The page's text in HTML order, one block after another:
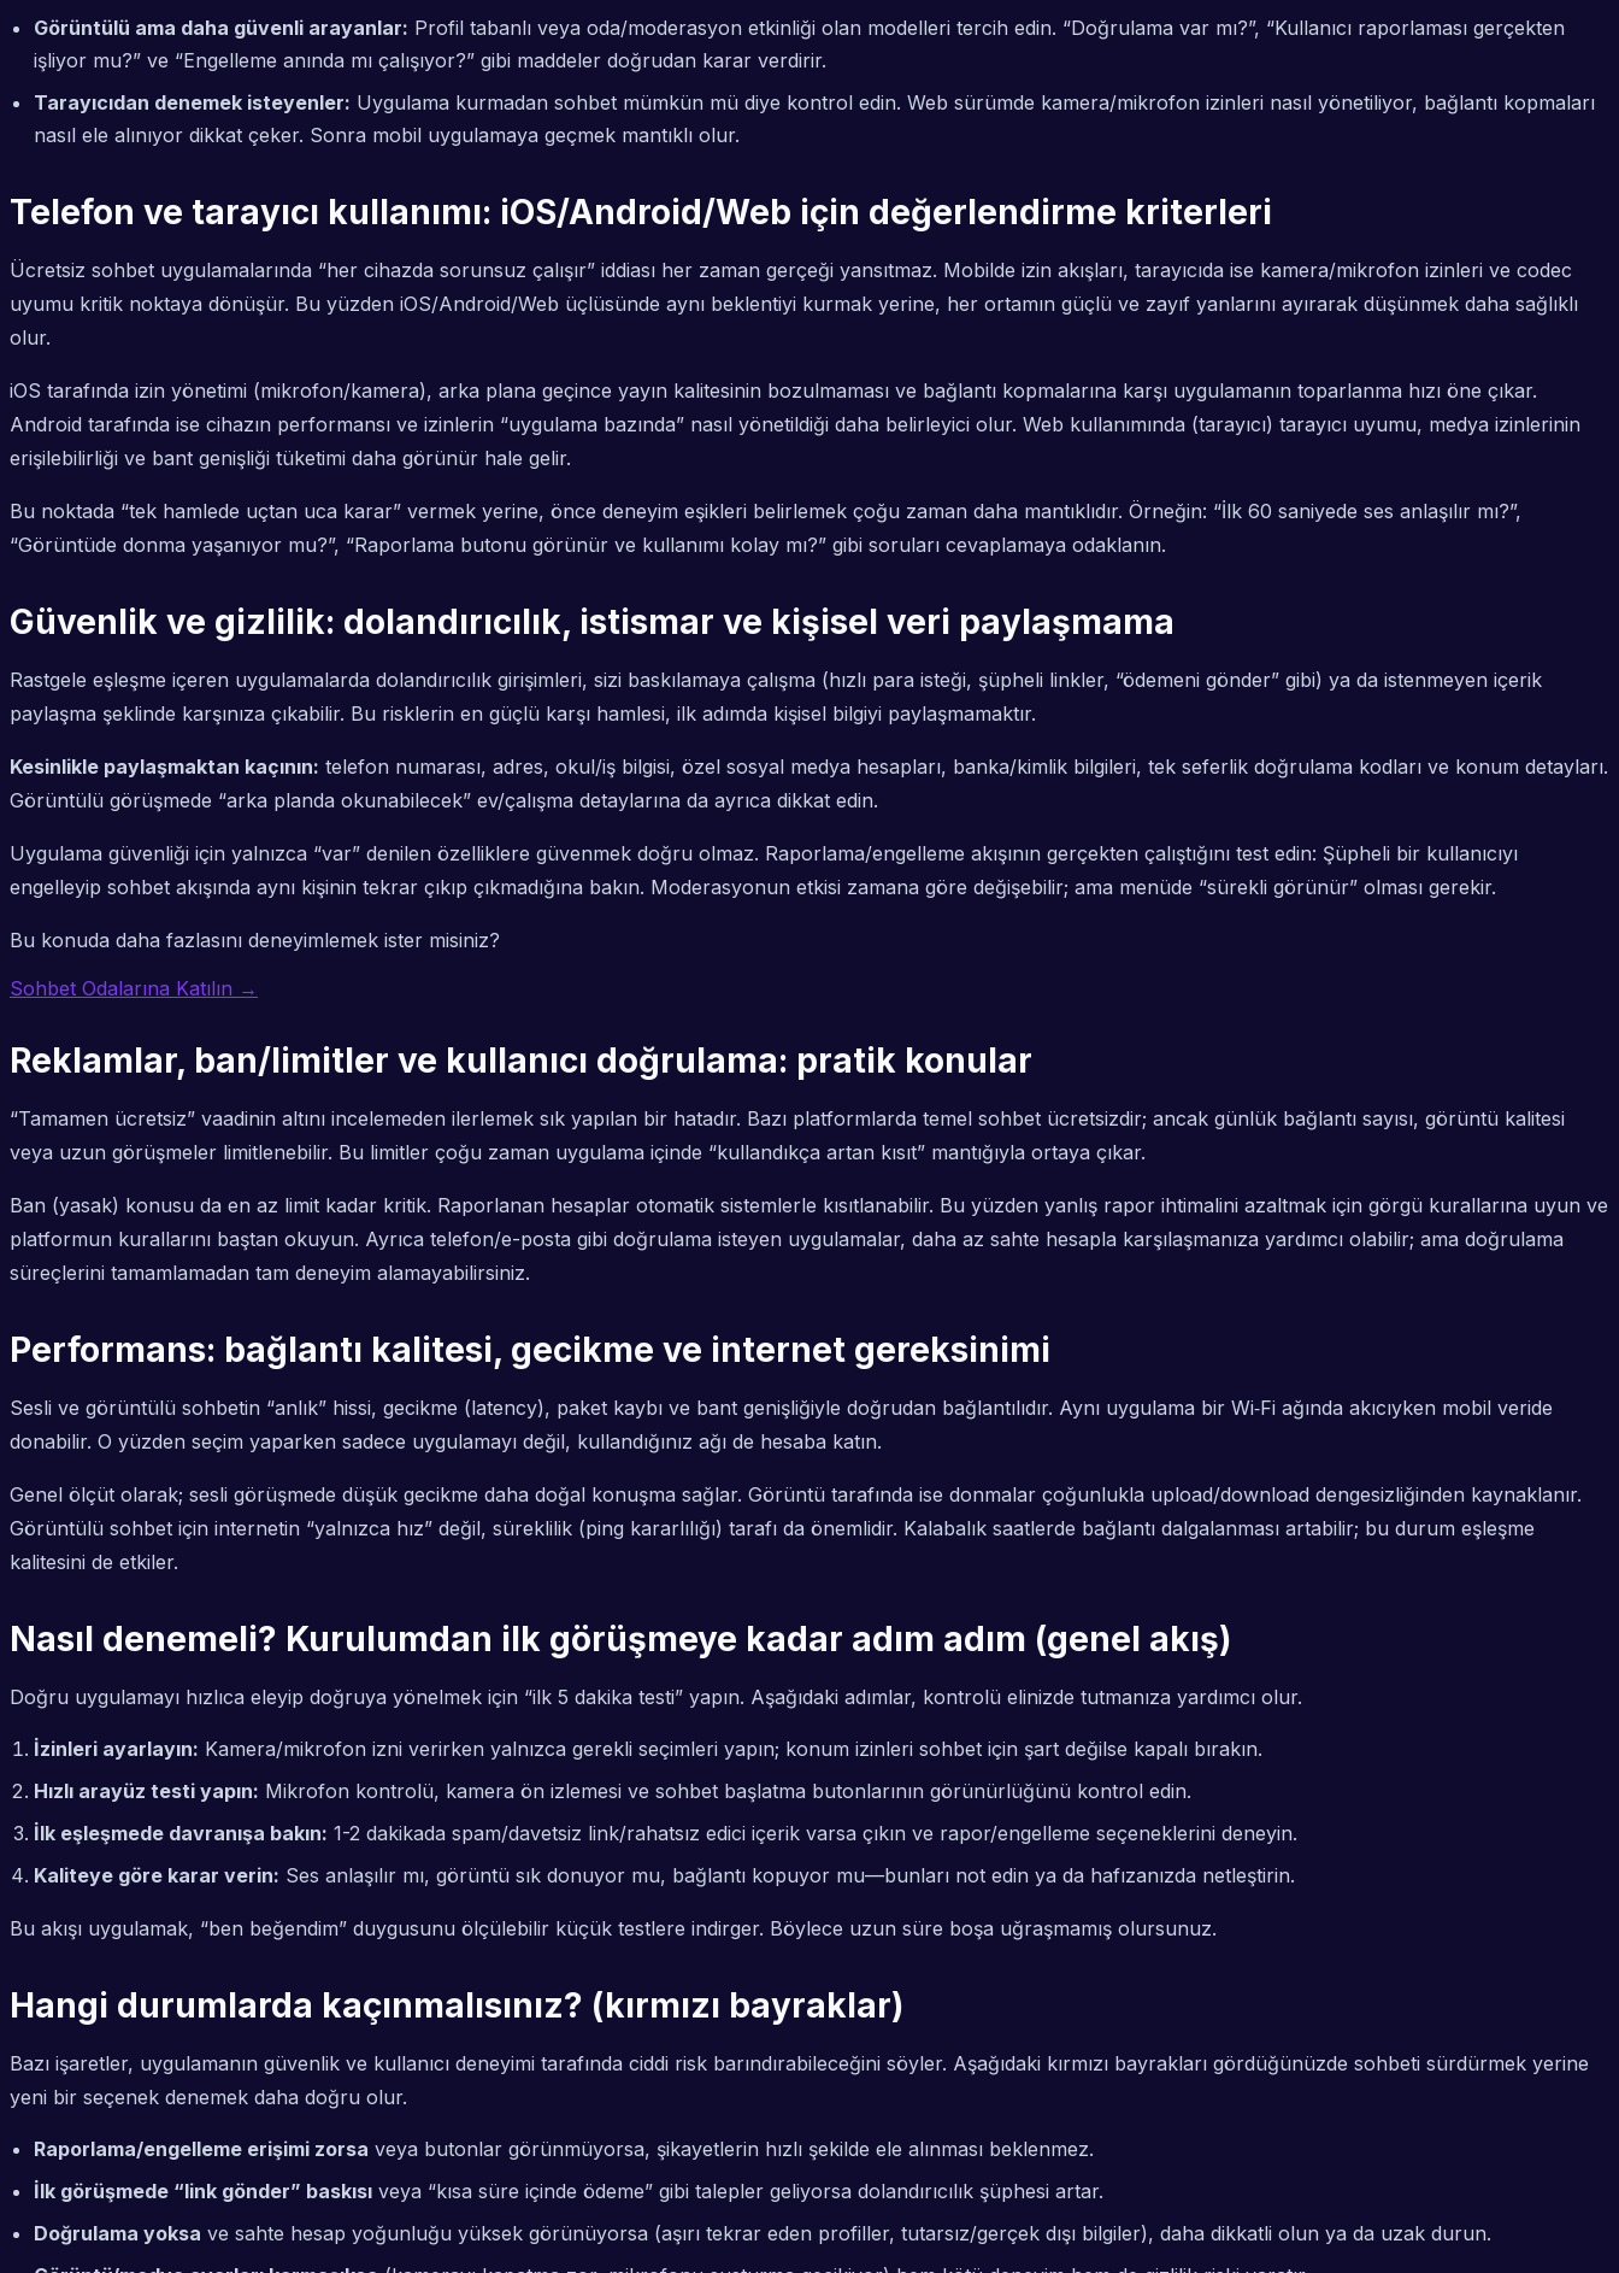
Görüntülü ama daha güvenli arayanlar: Profil tabanlı veya oda/moderasyon etkinliği olan modelleri tercih edin. “Doğrulama var mı?”, “Kullanıcı raporlaması gerçekten
işliyor mu?” ve “Engelleme anında mı çalışıyor?” gibi maddeler doğrudan karar verdirir.
Tarayıcıdan denemek isteyenler: Uygulama kurmadan sohbet mümkün mü diye kontrol edin. Web sürümde kamera/mikrofon izinleri nasıl yönetiliyor, bağlantı kopmaları
nasıl ele alınıyor dikkat çeker. Sonra mobil uygulamaya geçmek mantıklı olur.
Telefon ve tarayıcı kullanımı: iOS/Android/Web için değerlendirme kriterleri
Ücretsiz sohbet uygulamalarında “her cihazda sorunsuz çalışır” iddiası her zaman gerçeği yansıtmaz. Mobilde izin akışları, tarayıcıda ise kamera/mikrofon izinleri ve codec
uyumu kritik noktaya dönüşür. Bu yüzden iOS/Android/Web üçlüsünde aynı beklentiyi kurmak yerine, her ortamın güçlü ve zayıf yanlarını ayırarak düşünmek daha sağlıklı
olur.
iOS tarafında izin yönetimi (mikrofon/kamera), arka plana geçince yayın kalitesinin bozulmaması ve bağlantı kopmalarına karşı uygulamanın toparlanma hızı öne çıkar.
Android tarafında ise cihazın performansı ve izinlerin “uygulama bazında” nasıl yönetildiği daha belirleyici olur. Web kullanımında (tarayıcı) tarayıcı uyumu, medya izinlerinin
erişilebilirliği ve bant genişliği tüketimi daha görünür hale gelir.
Bu noktada “tek hamlede uçtan uca karar” vermek yerine, önce deneyim eşikleri belirlemek çoğu zaman daha mantıklıdır. Örneğin: “İlk 60 saniyede ses anlaşılır mı?”,
“Görüntüde donma yaşanıyor mu?”, “Raporlama butonu görünür ve kullanımı kolay mı?” gibi soruları cevaplamaya odaklanın.
Güvenlik ve gizlilik: dolandırıcılık, istismar ve kişisel veri paylaşmama
Rastgele eşleşme içeren uygulamalarda dolandırıcılık girişimleri, sizi baskılamaya çalışma (hızlı para isteği, şüpheli linkler, “ödemeni gönder” gibi) ya da istenmeyen içerik
paylaşma şeklinde karşınıza çıkabilir. Bu risklerin en güçlü karşı hamlesi, ilk adımda kişisel bilgiyi paylaşmamaktır.
Kesinlikle paylaşmaktan kaçının: telefon numarası, adres, okul/iş bilgisi, özel sosyal medya hesapları, banka/kimlik bilgileri, tek seferlik doğrulama kodları ve konum detayları.
Görüntülü görüşmede “arka planda okunabilecek” ev/çalışma detaylarına da ayrıca dikkat edin.
Uygulama güvenliği için yalnızca “var” denilen özelliklere güvenmek doğru olmaz. Raporlama/engelleme akışının gerçekten çalıştığını test edin: Şüpheli bir kullanıcıyı
engelleyip sohbet akışında aynı kişinin tekrar çıkıp çıkmadığına bakın. Moderasyonun etkisi zamana göre değişebilir; ama menüde “sürekli görünür” olması gerekir.
Bu konuda daha fazlasını deneyimlemek ister misiniz?
Sohbet Odalarına Katılın →
Reklamlar, ban/limitler ve kullanıcı doğrulama: pratik konular
“Tamamen ücretsiz” vaadinin altını incelemeden ilerlemek sık yapılan bir hatadır. Bazı platformlarda temel sohbet ücretsizdir; ancak günlük bağlantı sayısı, görüntü kalitesi
veya uzun görüşmeler limitlenebilir. Bu limitler çoğu zaman uygulama içinde “kullandıkça artan kısıt” mantığıyla ortaya çıkar.
Ban (yasak) konusu da en az limit kadar kritik. Raporlanan hesaplar otomatik sistemlerle kısıtlanabilir. Bu yüzden yanlış rapor ihtimalini azaltmak için görgü kurallarına uyun ve
platformun kurallarını baştan okuyun. Ayrıca telefon/e-posta gibi doğrulama isteyen uygulamalar, daha az sahte hesapla karşılaşmanıza yardımcı olabilir; ama doğrulama
süreçlerini tamamlamadan tam deneyim alamayabilirsiniz.
Performans: bağlantı kalitesi, gecikme ve internet gereksinimi
Sesli ve görüntülü sohbetin “anlık” hissi, gecikme (latency), paket kaybı ve bant genişliğiyle doğrudan bağlantılıdır. Aynı uygulama bir Wi‑Fi ağında akıcıyken mobil veride
donabilir. O yüzden seçim yaparken sadece uygulamayı değil, kullandığınız ağı de hesaba katın.
Genel ölçüt olarak; sesli görüşmede düşük gecikme daha doğal konuşma sağlar. Görüntü tarafında ise donmalar çoğunlukla upload/download dengesizliğinden kaynaklanır.
Görüntülü sohbet için internetin “yalnızca hız” değil, süreklilik (ping kararlılığı) tarafı da önemlidir. Kalabalık saatlerde bağlantı dalgalanması artabilir; bu durum eşleşme
kalitesini de etkiler.
Nasıl denemeli? Kurulumdan ilk görüşmeye kadar adım adım (genel akış)
Doğru uygulamayı hızlıca eleyip doğruya yönelmek için “ilk 5 dakika testi” yapın. Aşağıdaki adımlar, kontrolü elinizde tutmanıza yardımcı olur.
İzinleri ayarlayın: Kamera/mikrofon izni verirken yalnızca gerekli seçimleri yapın; konum izinleri sohbet için şart değilse kapalı bırakın.
Hızlı arayüz testi yapın: Mikrofon kontrolü, kamera ön izlemesi ve sohbet başlatma butonlarının görünürlüğünü kontrol edin.
İlk eşleşmede davranışa bakın: 1-2 dakikada spam/davetsiz link/rahatsız edici içerik varsa çıkın ve rapor/engelleme seçeneklerini deneyin.
Kaliteye göre karar verin: Ses anlaşılır mı, görüntü sık donuyor mu, bağlantı kopuyor mu—bunları not edin ya da hafızanızda netleştirin.
Bu akışı uygulamak, “ben beğendim” duygusunu ölçülebilir küçük testlere indirger. Böylece uzun süre boşa uğraşmamış olursunuz.
Hangi durumlarda kaçınmalısınız? (kırmızı bayraklar)
Bazı işaretler, uygulamanın güvenlik ve kullanıcı deneyimi tarafında ciddi risk barındırabileceğini söyler. Aşağıdaki kırmızı bayrakları gördüğünüzde sohbeti sürdürmek yerine
yeni bir seçenek denemek daha doğru olur.
Raporlama/engelleme erişimi zorsa veya butonlar görünmüyorsa, şikayetlerin hızlı şekilde ele alınması beklenmez.
İlk görüşmede “link gönder” baskısı veya “kısa süre içinde ödeme” gibi talepler geliyorsa dolandırıcılık şüphesi artar.
Doğrulama yoksa ve sahte hesap yoğunluğu yüksek görünüyorsa (aşırı tekrar eden profiller, tutarsız/gerçek dışı bilgiler), daha dikkatli olun ya da uzak durun.